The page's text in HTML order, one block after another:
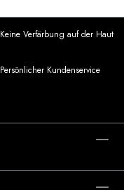
Keine Verfärbung auf der Haut
Persönlicher Kundenservice